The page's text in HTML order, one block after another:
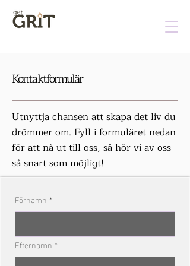
Kontaktformulär
Utnyttja chansen att skapa det liv du
drömmer om. Fyll i formuläret nedan
för att nå ut till oss, så hör vi av oss
så snart som möjligt!
Förnamn *
Efternamn *